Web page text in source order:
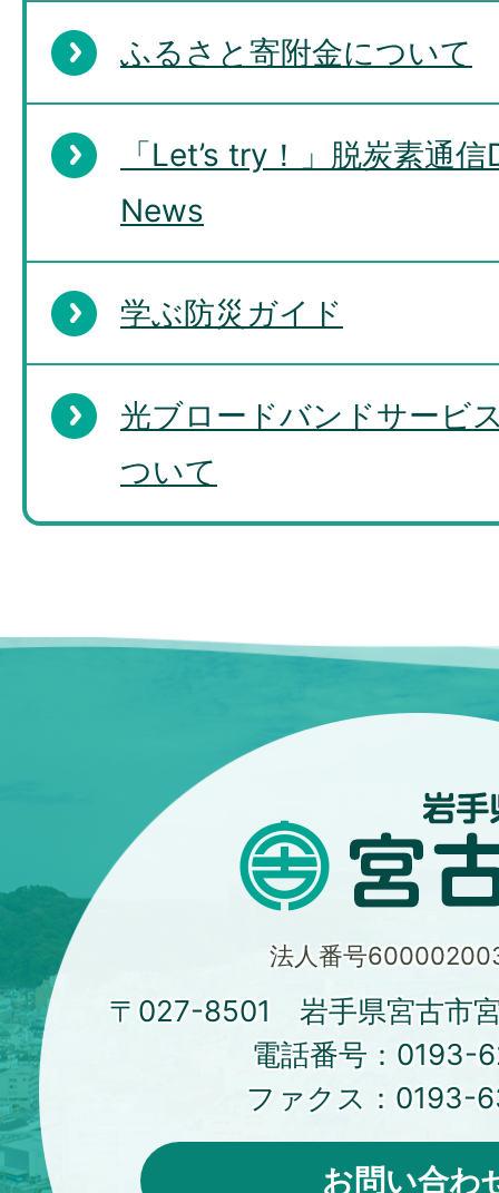
ふるさと寄附金について
「Let’s try！」脱炭素通
News
学ぶ防災ガイド
光ブロードバンドサービ
ついて
法人番号
〒027-8501 岩手県宮古市
電話番号： 0193-
ファクス： 0193-
お問い合わ